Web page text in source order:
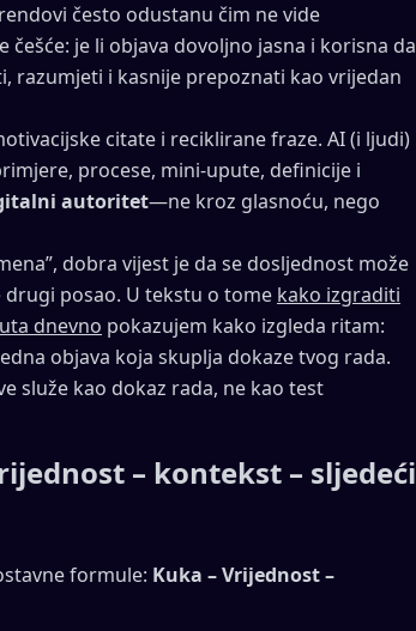
često odustanu čim ne vide
češće: je li objava dovoljno jasna i korisna da
razumjeti i kasnije prepoznati kao vrijedan
citate i reciklirane fraze. AI (i ljudi)
procese, mini-upute, definicije i
autoritet—ne kroz glasnoću, nego
dobra vijest je da se dosljednost može
posao. U tekstu o tome kako izgraditi
dnevno pokazujem kako izgleda ritam:
objava koja skuplja dokaze tvog rada.
služe kao dokaz rada, ne kao test
– kontekst – sljedeći
formule: Kuka – Vrijednost –